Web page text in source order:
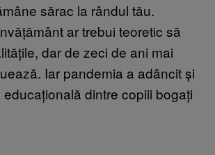
sărac la rândul tău.
ar trebui teoretic să
dar de zeci de ani mai
Iar pandemia a adâncit și
educațională dintre copiii bogați